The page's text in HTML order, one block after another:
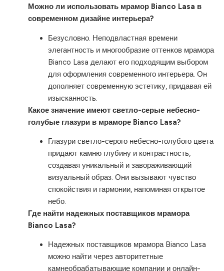
Можно ли использовать мрамор Bianco Lasa в
современном дизайне интерьера?
Безусловно. Неподвластная времени
элегантность и многообразие оттенков мрамора
Bianco Lasa делают его подходящим выбором
для оформления современного интерьера. Он
дополняет современную эстетику, придавая ей
изысканность.
Какое значение имеют светло-серые небесно-
голубые глазури в мраморе Bianco Lasa?
Глазури светло-серого небесно-голубого цвета
придают камню глубину и контрастность,
создавая уникальный и завораживающий
визуальный образ. Они вызывают чувство
спокойствия и гармонии, напоминая открытое
небо.
Где найти надежных поставщиков мрамора
Bianco Lasa?
Надежных поставщиков мрамора Bianco Lasa
можно найти через авторитетные
камнеобрабатывающие компании и онлайн-